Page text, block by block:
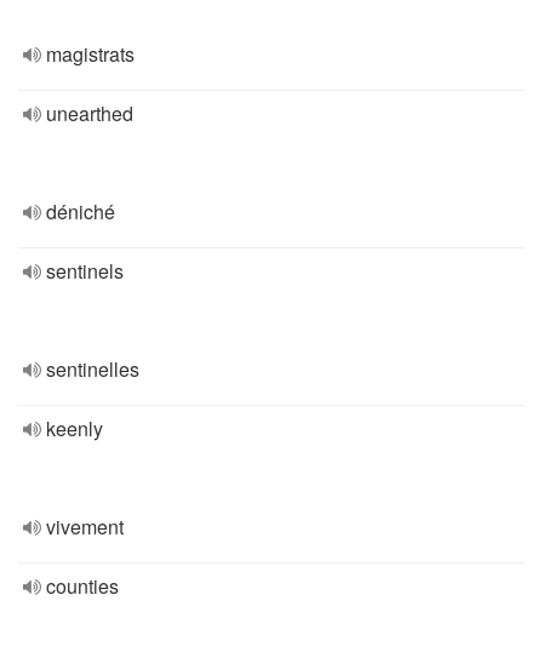
magistrats
unearthed
déniché
sentinels
sentinelles
keenly
vivement
counties